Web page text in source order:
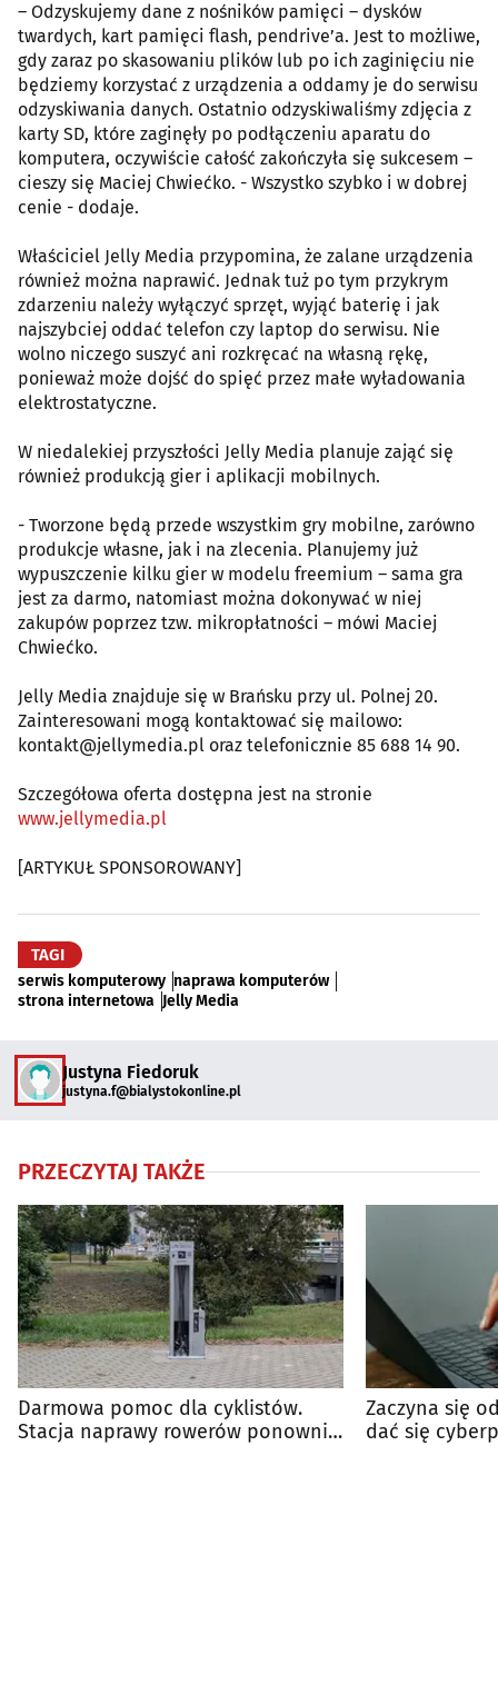
– Odzyskujemy dane z nośników pamięci – dysków
twardych, kart pamięci flash, pendrive’a. Jest to możliwe,
gdy zaraz po skasowaniu plików lub po ich zaginięciu nie
będziemy korzystać z urządzenia a oddamy je do serwisu
odzyskiwania danych. Ostatnio odzyskiwaliśmy zdjęcia z
karty SD, które zaginęły po podłączeniu aparatu do
komputera, oczywiście całość zakończyła się sukcesem –
cieszy się Maciej Chwiećko. - Wszystko szybko i w dobrej
cenie - dodaje.
Właściciel Jelly Media przypomina, że zalane urządzenia
również można naprawić. Jednak tuż po tym przykrym
zdarzeniu należy wyłączyć sprzęt, wyjąć baterię i jak
najszybciej oddać telefon czy laptop do serwisu. Nie
wolno niczego suszyć ani rozkręcać na własną rękę,
ponieważ może dojść do spięć przez małe wyładowania
elektrostatyczne.
W niedalekiej przyszłości Jelly Media planuje zająć się
również produkcją gier i aplikacji mobilnych.
- Tworzone będą przede wszystkim gry mobilne, zarówno
produkcje własne, jak i na zlecenia. Planujemy już
wypuszczenie kilku gier w modelu freemium – sama gra
jest za darmo, natomiast można dokonywać w niej
zakupów poprzez tzw. mikropłatności – mówi Maciej
Chwiećko.
Jelly Media znajduje się w Brańsku przy ul. Polnej 20.
Zainteresowani mogą kontaktować się mailowo:
kontakt@jellymedia.pl oraz telefonicznie 85 688 14 90.
Szczegółowa oferta dostępna jest na stronie
www.jellymedia.pl
[ARTYKUŁ SPONSOROWANY]
TAGI
serwis komputerowy naprawa komputerów
strona internetowa Jelly Media
Justyna Fiedoruk
justyna.f@bialystokonline.pl
PRZECZYTAJ TAKŻE
Darmowa pomoc dla cyklistów.
Stacja naprawy rowerów ponownie
Zaczyna się
dać się